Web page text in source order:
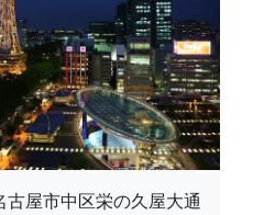
屋市中区栄の久屋大通